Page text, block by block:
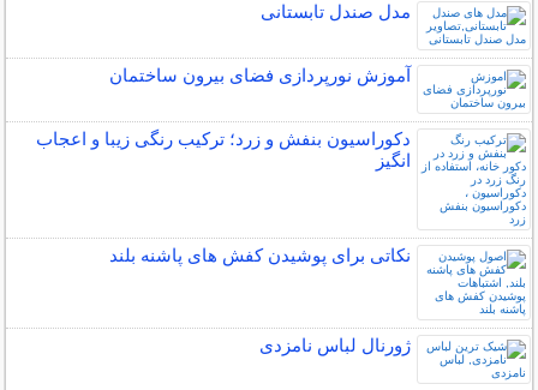
مدل صندل تابستانی
آموزش نورپردازی فضای بیرون ساختمان
دکوراسیون بنفش و زرد؛ ترکیب رنگی زیبا و اعجاب
انگیز
نکاتی برای پوشیدن کفش های پاشنه بلند
ژورنال لباس نامزدی